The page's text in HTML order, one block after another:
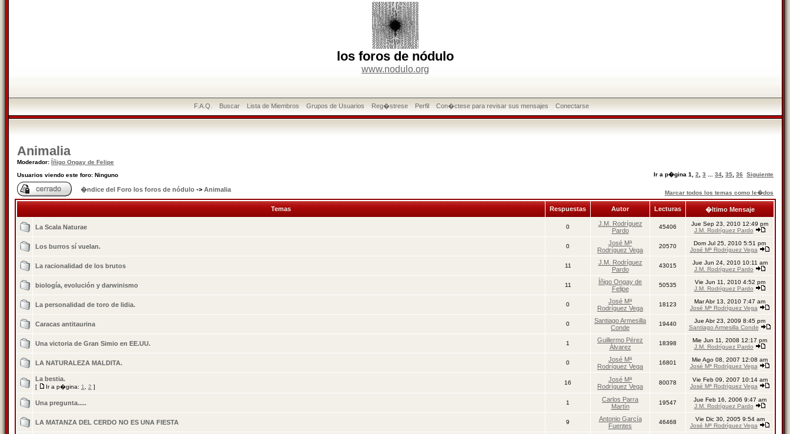
los foros de nódulo
www.nodulo.org
F.A.Q. Buscar Lista de Miembros Grupos de Usuarios Reg�strese Perfil Con�ctese para revisar sus mensajes Conectarse
Animalia
Moderador: Íñigo Ongay de Felipe
Usuarios viendo este foro: Ninguno
Ir a p�gina 1 2 3 34 35 36 Siguiente
�ndice del Foro los foros de nódulo -> Animalia Marcar todos los temas como le�dos
Temas Respuestas Autor Lecturas �ltimo Mensaje
La Scala Naturae 0
J.M. Rodríguez
Pardo
45406
Jue Sep 23, 2010 12:49 pm
J.M. Rodríguez Pardo
Los burros sí vuelan. 0
José Mª
Rodríguez Vega
20570
Dom Jul 25, 2010 5:51 pm
José Mª Rodríguez Vega
La racionalidad de los brutos 11
J.M. Rodríguez
Pardo
43015
Jue Jun 24, 2010 10:11 am
J.M. Rodríguez Pardo
biología, evolución y darwinismo 11
Íñigo Ongay de
Felipe
50535
Vie Jun 11, 2010 4:52 pm
J.M. Rodríguez Pardo
La personalidad de toro de lidia. 0
José Mª
Rodríguez Vega
18123
Mar Abr 13, 2010 7:47 am
José Mª Rodríguez Vega
Caracas antitaurina 0
Santiago Armesilla
Conde
19440
Jue Abr 23, 2009 8:45 pm
Santiago Armesilla Conde
Una victoria de Gran Simio en EE.UU. 1
Guillermo Pérez
Álvarez
18398
Mie Jun 11, 2008 12:17 pm
J.M. Rodríguez Pardo
LA NATURALEZA MALDITA. 0
José Mª
Rodríguez Vega
16801
Mie Ago 08, 2007 12:08 am
José Mª Rodríguez Vega
La bestia.
[ Ir a p�gina: 1 2 ]
16
José Mª
Rodríguez Vega
80078
Vie Feb 09, 2007 10:14 am
José Mª Rodríguez Vega
Una pregunta..... 1
Carlos Parra
Martín
19547
Jue Feb 16, 2006 9:47 am
J.M. Rodríguez Pardo
LA MATANZA DEL CERDO NO ES UNA FIESTA 9
Antonio García
Fuentes
46468
Vie Dic 30, 2005 9:54 am
José Mª Rodríguez Vega